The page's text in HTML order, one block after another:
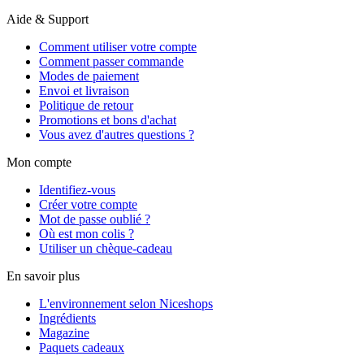
Aide & Support
Comment utiliser votre compte
Comment passer commande
Modes de paiement
Envoi et livraison
Politique de retour
Promotions et bons d'achat
Vous avez d'autres questions ?
Mon compte
Identifiez-vous
Créer votre compte
Mot de passe oublié ?
Où est mon colis ?
Utiliser un chèque-cadeau
En savoir plus
L'environnement selon Niceshops
Ingrédients
Magazine
Paquets cadeaux